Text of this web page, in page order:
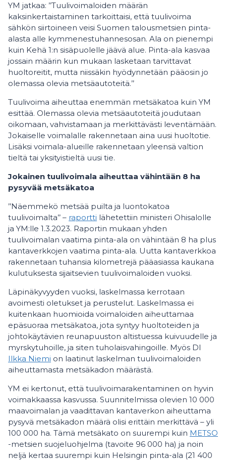
YM jatkaa: ’’Tuulivoimaloiden määrän
kaksinkertaistaminen tarkoittaisi, että tuulivoima
sähkön siirtoineen veisi Suomen talousmetsien pinta-
alasta alle kymmenestuhannesosan. Ala on pienempi
kuin Kehä 1:n sisäpuolelle jäävä alue. Pinta-ala kasvaa
jossain määrin kun mukaan lasketaan tarvittavat
huoltoreitit, mutta niissäkin hyödynnetään pääosin jo
olemassa olevia metsäautoteitä.’’
Tuulivoima aiheuttaa enemmän metsäkatoa kuin YM
esittää. Olemassa olevia metsäautoteitä joudutaan
oikomaan, vahvistamaan ja merkittävästi leventämään.
Jokaiselle voimalalle rakennetaan aina uusi huoltotie.
Lisäksi voimala-alueille rakennetaan yleensä valtion
tieltä tai yksityistieltä uusi tie.
Jokainen tuulivoimala aiheuttaa vähintään 8 ha
pysyvää metsäkatoa
’’Näemmekö metsää puilta ja luontokatoa
tuulivoimalta’’ – raportti lähetettiin ministeri Ohisalolle
ja YM:lle 1.3.2023. Raportin mukaan yhden
tuulivoimalan vaatima pinta-ala on vähintään 8 ha plus
kantaverkkojen vaatima pinta-ala. Uutta kantaverkkoa
rakennetaan tuhansia kilometrejä pääasiassa kaukana
kulutuksesta sijaitsevien tuulivoimaloiden vuoksi.
Läpinäkyvyyden vuoksi, laskelmassa kerrotaan
avoimesti oletukset ja perustelut. Laskelmassa ei
kuitenkaan huomioida voimaloiden aiheuttamaa
epäsuoraa metsäkatoa, jota syntyy huoltoteiden ja
johtokäytävien reunapuuston altistuessa kuivuudelle ja
myrskytuhoille, ja siten tuholaisvahingoille. Myös DI
Ilkka Niemi on laatinut laskelman tuulivoimaloiden
aiheuttamasta metsäkadon määrästä.
YM ei kertonut, että tuulivoimarakentaminen on hyvin
voimakkaassa kasvussa. Suunnitelmissa olevien 10 000
maavoimalan ja vaadittavan kantaverkon aiheuttama
pysyvä metsäkadon määrä olisi erittäin merkittävä – yli
100 000 ha. Tämä metsäkato on suurempi kuin METSO
-metsien suojeluohjelma (tavoite 96 000 ha) ja noin
neljä kertaa suurempi kuin Helsingin pinta-ala (21 400